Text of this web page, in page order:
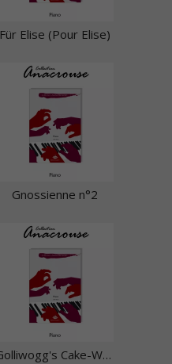
Für Elise (Pour Elise)
Gnossienne n°2
Golliwogg's Cake-Walk